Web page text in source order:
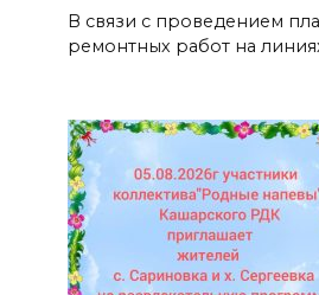
В связи с проведением
ремонтных работ на